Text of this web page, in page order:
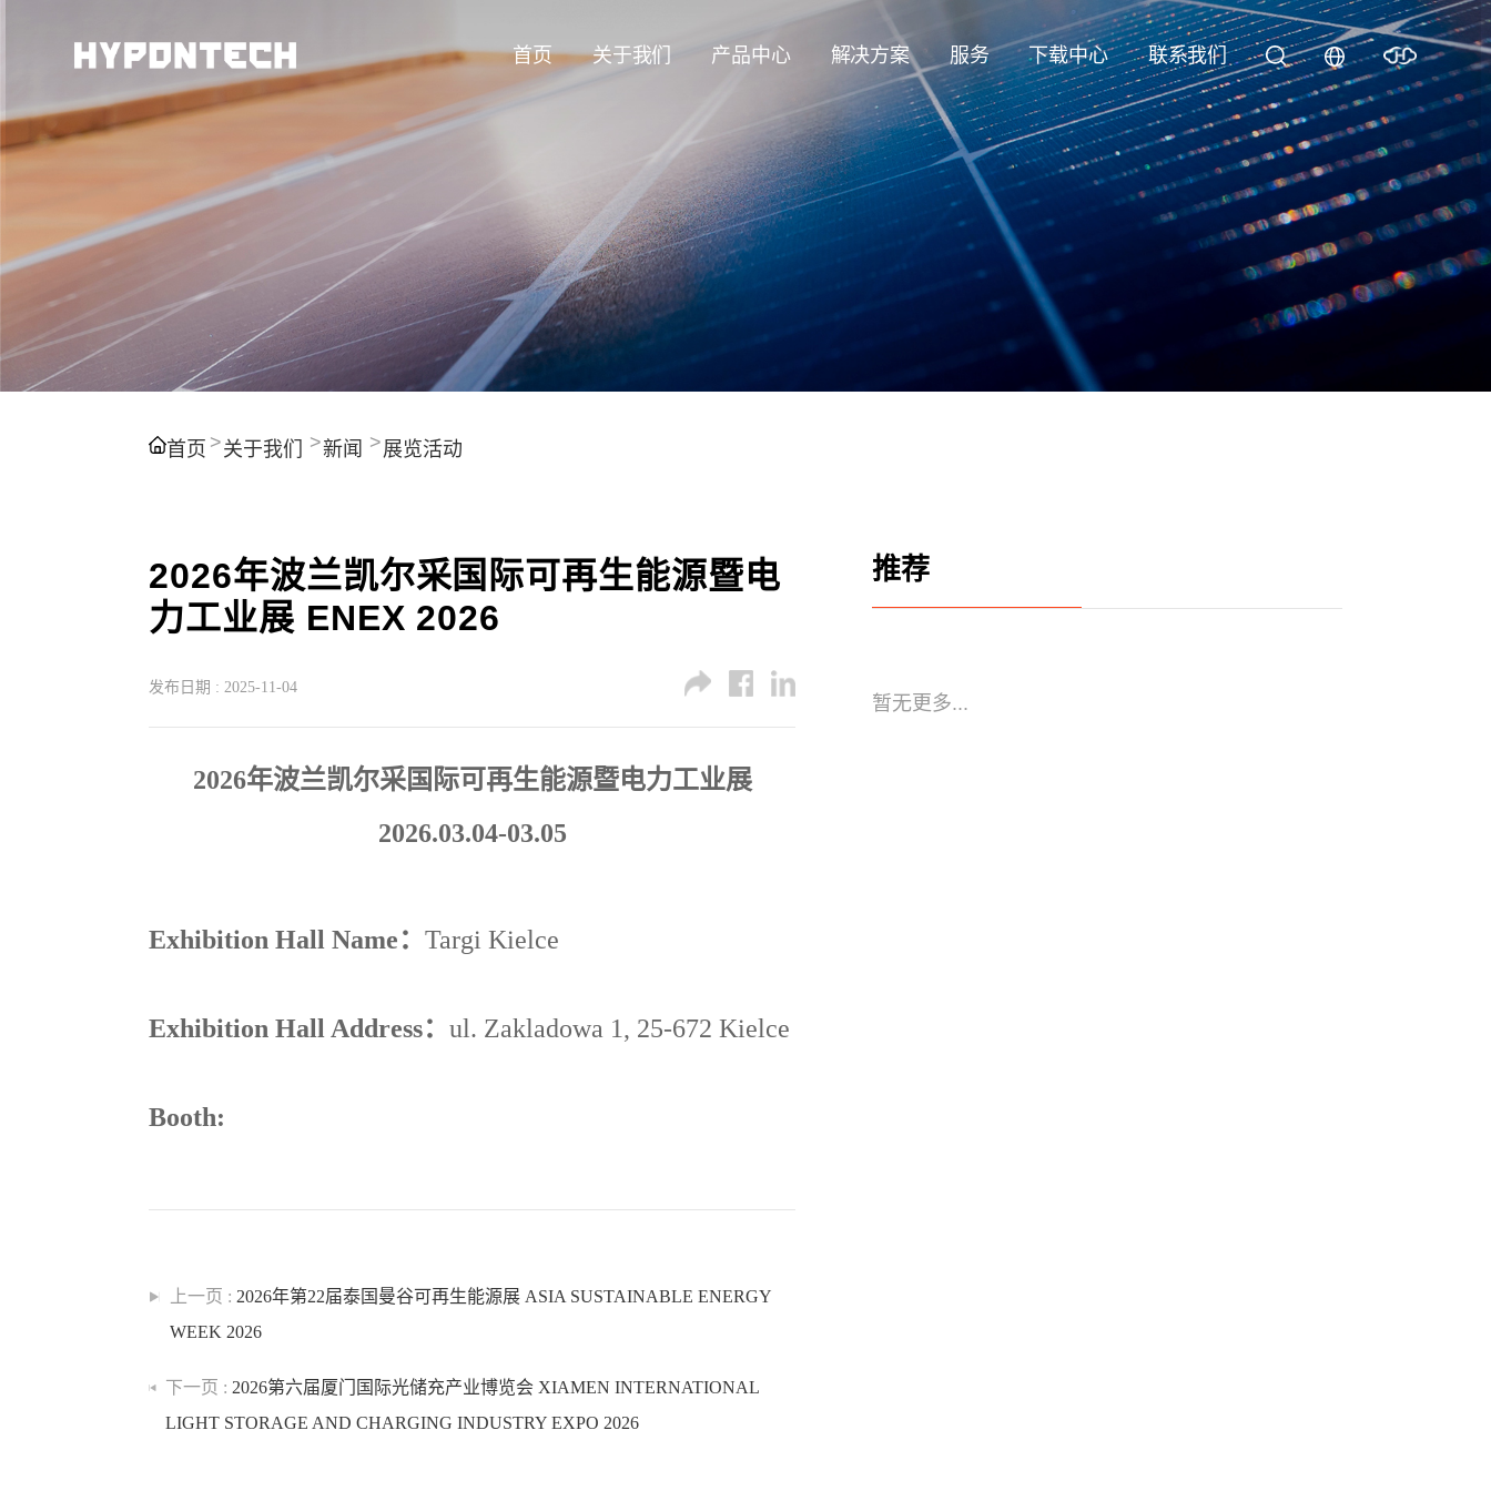
首页 关于我们 产品中心 解决方案 服务 下载中心 联系我们
首页 关于我们 新闻 展览活动
2026年波兰凯尔采国际可再生能源暨电
力工业展 ENEX 2026
发布日期 :2025-11-04
2026年波兰凯尔采国际可再生能源暨电力工业展
2026.03.04-03.05
Exhibition Hall Name：Targi Kielce
Exhibition Hall Address：ul. Zakladowa 1, 25-672 Kielce
Booth:
上一页 : 2026年第22届泰国曼谷可再生能源展 ASIA SUSTAINABLE ENERGY
WEEK 2026
下一页 : 2026第六届厦门国际光储充产业博览会 XIAMEN INTERNATIONAL
LIGHT STORAGE AND CHARGING INDUSTRY EXPO 2026
推荐
暂无更多...